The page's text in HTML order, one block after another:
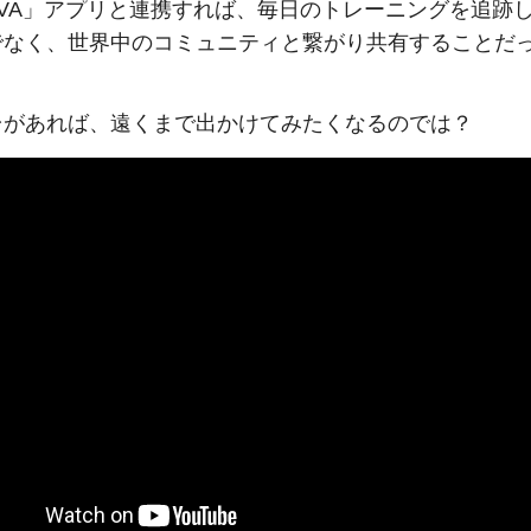
」アプリと連携すれば、毎日のトレーニングを追跡
く、世界中のコミュニティと繋がり共有することだ
あれば、遠くまで出かけてみたくなるのでは？